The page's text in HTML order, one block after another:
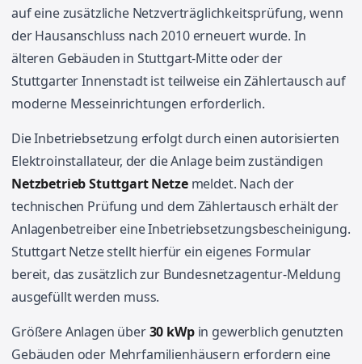
auf eine zusätzliche Netzverträglichkeitsprüfung, wenn
der Hausanschluss nach 2010 erneuert wurde. In
älteren Gebäuden in Stuttgart-Mitte oder der
Stuttgarter Innenstadt ist teilweise ein Zählertausch auf
moderne Messeinrichtungen erforderlich.
Die Inbetriebsetzung erfolgt durch einen autorisierten
Elektroinstallateur, der die Anlage beim zuständigen
Netzbetrieb Stuttgart Netzemeldet. Nach der
technischen Prüfung und dem Zählertausch erhält der
Anlagenbetreiber eine Inbetriebsetzungsbescheinigung.
Stuttgart Netze stellt hierfür ein eigenes Formular
bereit, das zusätzlich zur Bundesnetzagentur-Meldung
ausgefüllt werden muss.
Größere Anlagen über30 kWpin gewerblich genutzten
Gebäuden oder Mehrfamilienhäusern erfordern eine